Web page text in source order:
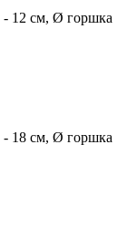
- 12 см, Ø горшка
- 18 см, Ø горшка